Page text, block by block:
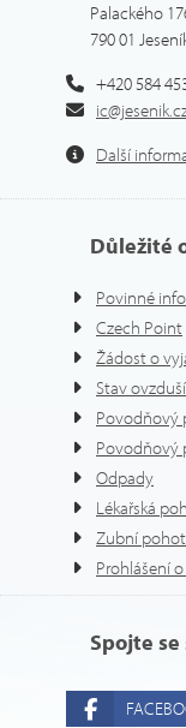
Palackého
790 01
+420 584
Další
Důležité
Povinné
Czech Point
Žádost o
Stav ovzduší
Povodňový
Povodňový
Odpady
Lékařská
Zubní
Prohlášení
Spojte se